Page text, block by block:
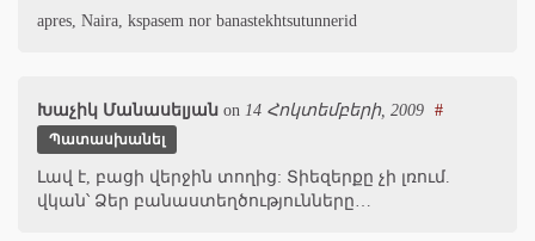
apres, Naira, kspasem nor banastekhtsutunnerid
Խաչիկ Մանասելյան on 14 Հոկտեմբերի, 2009 #
Պատասխանել
Լավ է, բացի վերջին տողից: Տիեզերքը չի լռում.
վկան՝ Ձեր բանաստեղծությունները…